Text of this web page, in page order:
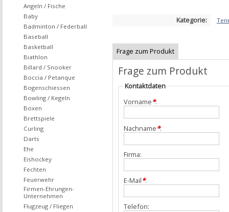
Kategorie:
Frage zum Produkt
Frage zum Produkt
Kontaktdaten
Vorname*:
Nachname*:
Firma:
E-Mail*:
Telefon:
Angeln / Fische
Baby
Badminton / Federball
Baseball
Basketball
Biathlon
Billard / Snooker
Boccia / Petanque
Bogenschiessen
Bowling / Kegeln
Boxen
Brettspiele
Curling
Darts
Ehe
Eishockey
Fechten
Feuerwehr
Firmen-Ehrungen-
Unternehmen
Flugzeug / Fliegen